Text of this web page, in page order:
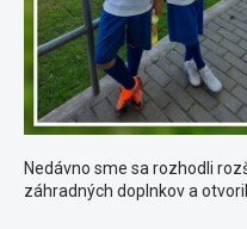
Nedávno sme sa rozhodli
záhradných doplnkov a